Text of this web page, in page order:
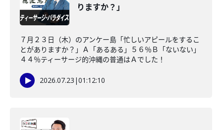
りますか？」
７月２３日（木）のアンケー島「忙しいアピールをするこ
とがありますか？」Ａ「あるある」５６％Ｂ「ないない」
４４％ティーサージ的沖縄の普通はＡでした！
2026.07.23 |01:12:10